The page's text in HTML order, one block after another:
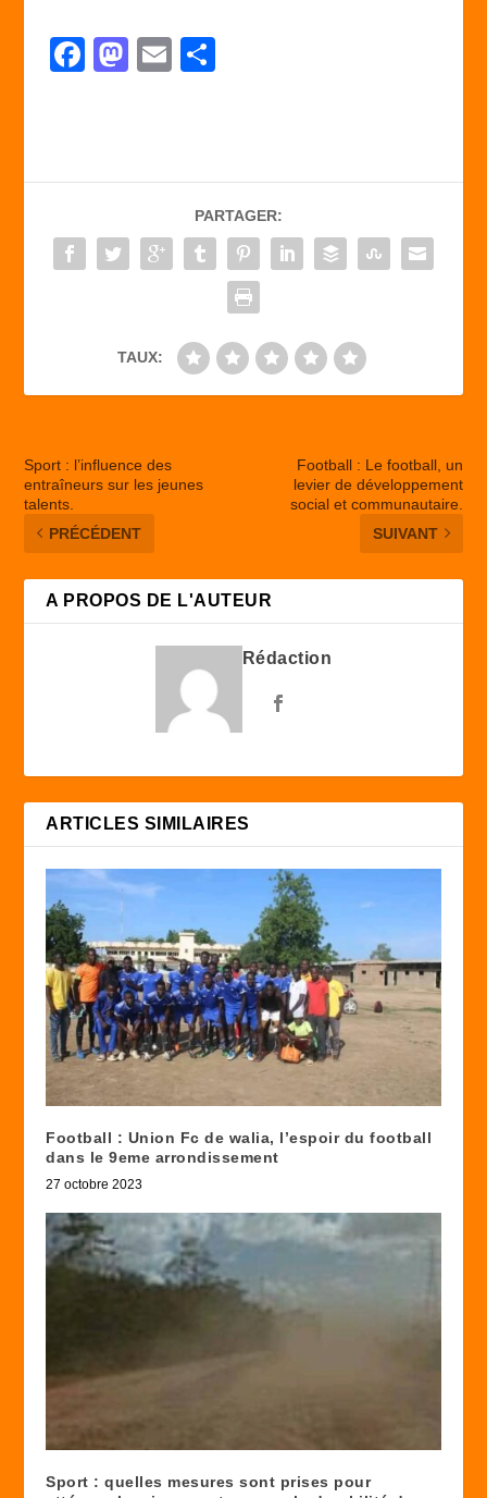
F
b
o
o
M
d
o
n
E
er
PARTAGER:
TAUX:
Sport : l’influence des
entraîneurs sur les jeunes
talents.
PRÉCÉDENT
Football : Le football, un
levier de développement
social et communautaire.
SUIVANT
A PROPOS DE L'AUTEUR
Rédaction
ARTICLES SIMILAIRES
Football : Union Fc de walia, l’espoir du football
dans le 9eme arrondissement
27 octobre 2023
Sport : quelles mesures sont prises pour